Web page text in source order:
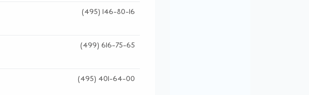
(495) 146-80-16
(499) 616-75-65
(495) 401-64-00